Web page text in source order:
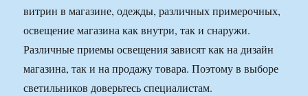
витрин в магазине, одежды, различных примерочных,
освещение магазина как внутри, так и снаружи.
Различные приемы освещения зависят как на дизайн
магазина, так и на продажу товара. Поэтому в выборе
светильников доверьтесь специалистам.